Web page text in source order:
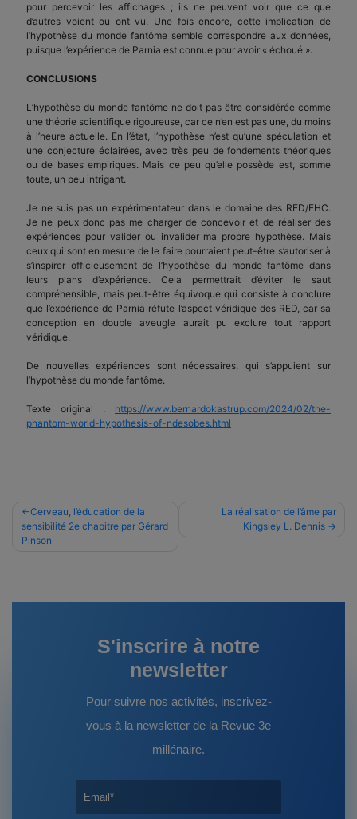
pour percevoir les affichages ; ils ne peuvent voir que ce que
d’autres voient ou ont vu. Une fois encore, cette implication de
l’hypothèse du monde fantôme semble correspondre aux données,
puisque l’expérience de Parnia est connue pour avoir « échoué ».
CONCLUSIONS
L’hypothèse du monde fantôme ne doit pas être considérée comme
une théorie scientifique rigoureuse, car ce n’en est pas une, du moins
à l’heure actuelle. En l’état, l’hypothèse n’est qu’une spéculation et
une conjecture éclairées, avec très peu de fondements théoriques
ou de bases empiriques. Mais ce peu qu’elle possède est, somme
toute, un peu intrigant.
Je ne suis pas un expérimentateur dans le domaine des RED/EHC.
Je ne peux donc pas me charger de concevoir et de réaliser des
expériences pour valider ou invalider ma propre hypothèse. Mais
ceux qui sont en mesure de le faire pourraient peut-être s’autoriser à
s’inspirer officieusement de l’hypothèse du monde fantôme dans
leurs plans d’expérience. Cela permettrait d’éviter le saut
compréhensible, mais peut-être équivoque qui consiste à conclure
que l’expérience de Parnia réfute l’aspect véridique des RED, car sa
conception en double aveugle aurait pu exclure tout rapport
véridique.
De nouvelles expériences sont nécessaires, qui s’appuient sur
l’hypothèse du monde fantôme.
Texte original : https://www.bernardokastrup.com/2024/02/the-
phantom-world-hypothesis-of-ndesobes.html
Navigation
de
Cerveau, l’éducation de la
sensibilité 2e chapitre par Gérard
Pinson
La réalisation de l’âme par
Kingsley L. Dennis
S'inscrire à notre
newsletter
Pour suivre nos activités, inscrivez-
vous à la newsletter de la Revue 3e
millénaire.